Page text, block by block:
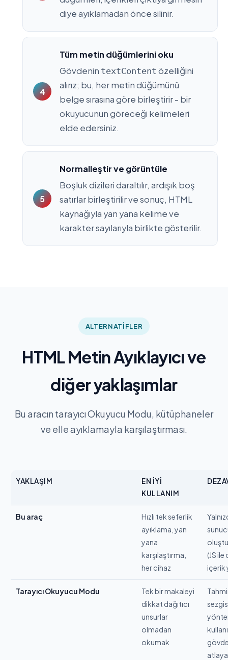
diye ayıklamadan önce silinir.
Tüm metin düğümlerini oku
Gövdenin textContent özelliğini
alırız; bu, her metin düğümünü
belge sırasına göre birleştirir - bir
okuyucunun göreceği kelimeleri
elde edersiniz.
Normalleştir ve görüntüle
Boşluk dizileri daraltılır, ardışık boş
satırlar birleştirilir ve sonuç, HTML
kaynağıyla yan yana kelime ve
karakter sayılarıyla birlikte gösterilir.
ALTERNATIFLER
HTML Metin Ayıklayıcı ve
diğer yaklaşımlar
Bu aracın tarayıcı Okuyucu Modu, kütüphaneler
ve elle ayıklamayla karşılaştırması.
YAKLAŞIM
EN IYI
KULLANIM
Bu araç
Hızlı tek seferlik
ayıklama, yan
yana
karşılaştırma,
her cihaz
(JS
içerik
Tarayıcı Okuyucu Modu
Tek bir makaleyi
dikkat dağıtıcı
unsurlar
olmadan
okumak